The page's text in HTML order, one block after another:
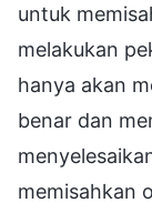
untuk
melakukan
hanya akan
benar dan
memisahkan